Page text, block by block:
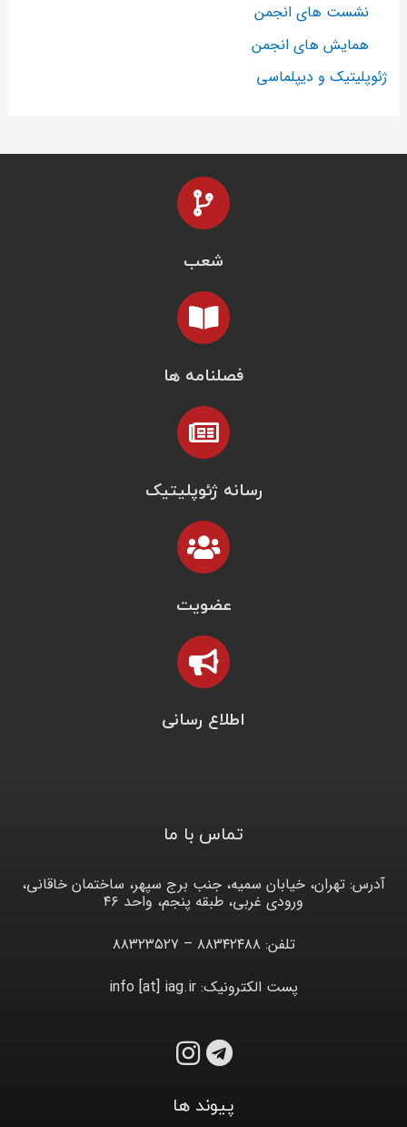
نشست های انجمن
همایش های انجمن
ژئوپلیتیک و دیپلماسی
شعب
فصلنامه ها
رسانه ژئوپلیتیک
عضویت
اطلاع رسانی
تماس با ما
آدرس: تهران، خیابان سمیه، جنب برج سپهر، ساختمان خاقانی،
ورودی غربی، طبقه پنجم، واحد ۴۶
تلفن: ۸۸۳۴۲۴۸۸ – ۸۸۳۲۳۵۲۷
پست الکترونیک: info [at] iag.ir
پیوند ها